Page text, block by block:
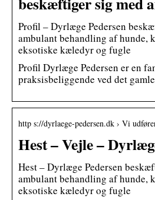
Profil – Dyrlæge Pedersen
ambulant behandling af hunde,
eksotiske kæledyr og fugle
Profil Dyrlæge Pedersen er en
praksisbeliggende ved det
http s://dyrlaege-pedersen.dk › Vi
Hest – Vejle –
Hest – Dyrlæge Pedersen
ambulant behandling af hunde,
eksotiske kæledyr og fugle